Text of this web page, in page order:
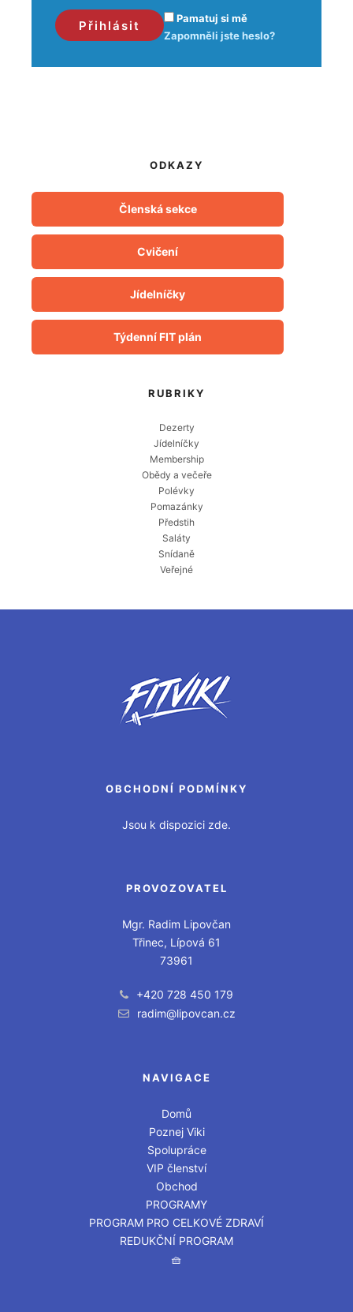
Pamatuj si mě
Zapomněli jste heslo?
ODKAZY
Členská sekce
Cvičení
Jídelníčky
Týdenní FIT plán
RUBRIKY
Dezerty
Jídelníčky
Membership
Obědy a večeře
Polévky
Pomazánky
Předstih
Saláty
Snídaně
Veřejné
OBCHODNÍ PODMÍNKY
Jsou k dispozici zde.
PROVOZOVATEL
Mgr. Radim Lipovčan
Třinec, Lípová 61
73961
+420 728 450 179
radim@lipovcan.cz
NAVIGACE
Domů
Poznej Viki
Spolupráce
VIP členství
Obchod
PROGRAMY
PROGRAM PRO CELKOVÉ ZDRAVÍ
REDUKČNÍ PROGRAM
🧺